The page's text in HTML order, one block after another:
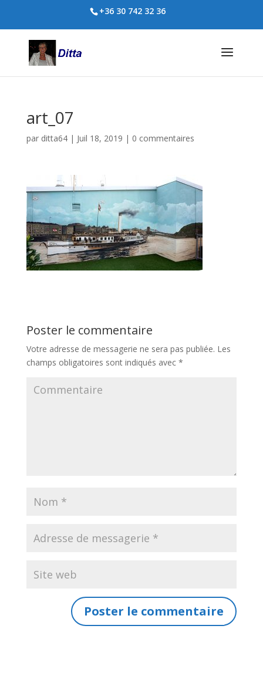
+36 30 742 32 36
art_07
par ditta64| Juil 18, 2019 | 0 commentaires
Poster le commentaire
Votre adresse de messagerie ne sera pas publiée. Les
champs obligatoires sont indiqués avec *